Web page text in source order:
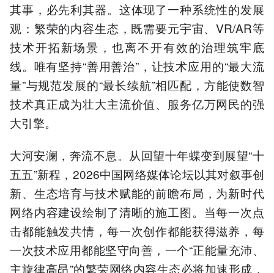
其事，必先利其器。这体现了一种系统性的发展
观：繁荣的内容生态，既需要元宇宙、VR/AR等
技术开拓新场景，也离不开有效的治理筑牢底
线。唯有坚持“善用善治”，让技术应用的“最大流
量”与规范发展的“最长续航”相匹配，方能使数智
技术真正成为壮大主流价值、服务亿万网民的强
大引擎。
大河安澜，奔流不息。从回望十年蝶变到展望“十
五五”新程，2026中国网络媒体论坛以其对叙事创
新、生态培育与技术赋能的前瞻布局，为新时代
网络内容建设绘制了清晰的施工图。当每一次点
击都能触发共情，每一次创作都能获得滋养，每
一次技术应用都能坚守向善，一个“正能量充沛、
主旋律高昂”的繁荣网络内容生态必将加速形成，